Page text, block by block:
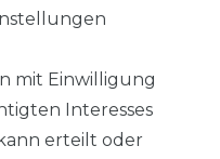
mit Einwilligung
Interesses
erteilt oder